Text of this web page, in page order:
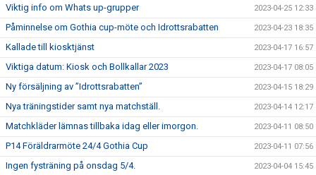
Viktig info om Whats up-grupper 2023-04-25 12:33
Påminnelse om Gothia cup-möte och Idrottsrabatten 2023-04-23 18:35
Kallade till kiosktjänst 2023-04-17 16:57
Viktiga datum: Kiosk och Bollkallar 2023 2023-04-17 08:05
Ny försäljning av ”Idrottsrabatten” 2023-04-15 18:29
Nya träningstider samt nya matchställ. 2023-04-14 12:17
Matchkläder lämnas tillbaka idag eller imorgon. 2023-04-11 08:50
P14 Föräldrarmöte 24/4 Gothia Cup 2023-04-11 07:56
Ingen fysträning på onsdag 5/4. 2023-04-04 15:45